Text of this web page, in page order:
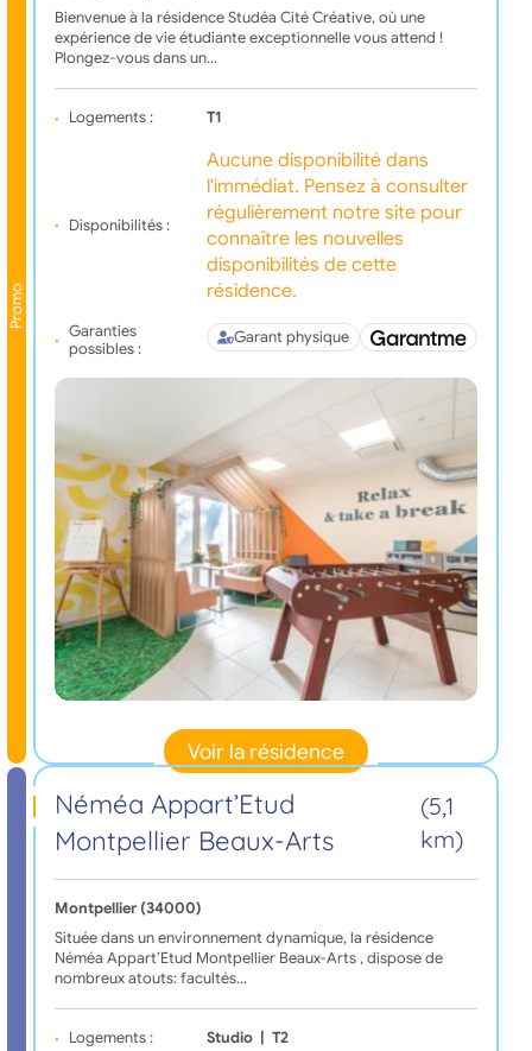
Promo
Bienvenue à la résidence Studéa Cité Créative, où une
expérience de vie étudiante exceptionnelle vous attend !
Plongez-vous dans un…
Logements : T1
Disponibilités :
Aucune disponibilité dans
l'immédiat. Pensez à consulter
régulièrement notre site pour
connaître les nouvelles
disponibilités de cette
résidence.
Garanties
possibles :
Garant physique
Voir la résidence
Néméa Appart’Etud
Montpellier Beaux-Arts
(5,1
km)
Montpellier (34000)
Située dans un environnement dynamique, la résidence
Néméa Appart’Etud Montpellier Beaux-Arts , dispose de
nombreux atouts: facultés…
Logements : Studio T2